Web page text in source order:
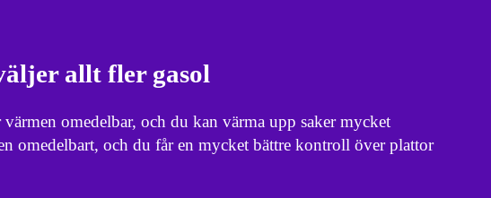
allt fler gasol
omedelbar, och du kan värma upp saker mycket
omedelbart, och du får en mycket bättre kontroll över plattor